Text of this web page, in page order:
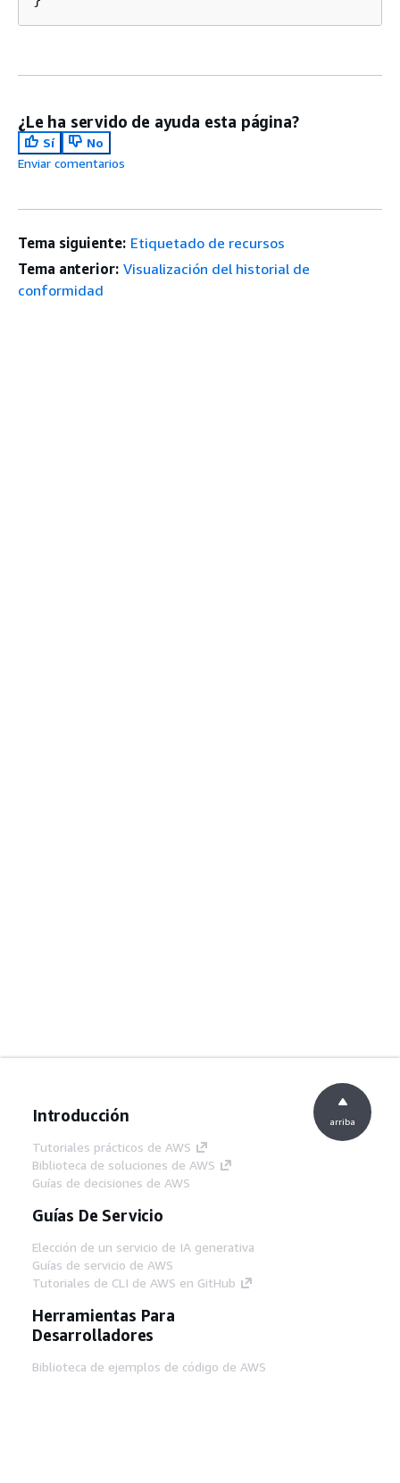
¿Le ha servido de ayuda esta página?
Sí
No
Enviar comentarios
Tema siguiente: Etiquetado de recursos
Tema anterior: Visualización del historial de
conformidad
Introducción
Tutoriales prácticos de AWS
Biblioteca de soluciones de AWS
Guías de decisiones de AWS
Guías De Servicio
Elección de un servicio de IA generativa
Guías de servicio de AWS
Tutoriales de CLI de AWS en GitHub
Herramientas Para
Desarrolladores
Biblioteca de ejemplos de código de AWS
arriba